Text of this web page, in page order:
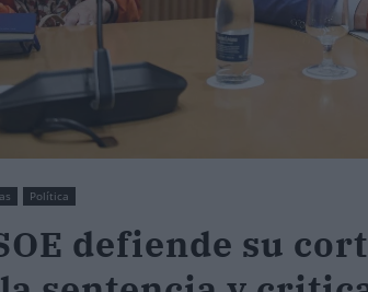
Política
defiende su